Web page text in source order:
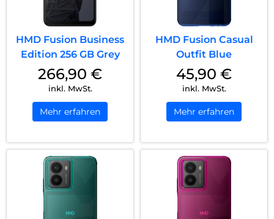
HMD Fusion Business
Edition 256 GB Grey
266,90 €
inkl. MwSt.
Mehr erfahren
HMD Fusion Casual
Outfit Blue
45,90 €
inkl. MwSt.
Mehr erfahren